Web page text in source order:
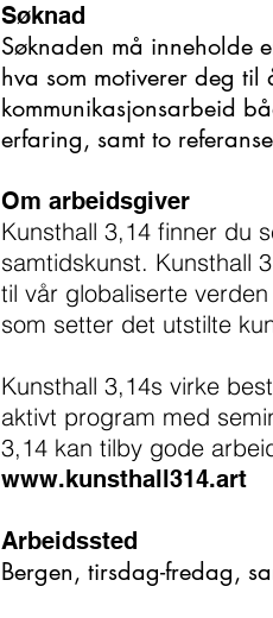
Søknad
Søknaden må inneholde
hva som motiverer deg
kommunikasjonsarbeid
erfaring, samt to
Om arbeidsgiver
Kunsthall 3,14 finner du
samtidskunst. Kunsthall
til vår globaliserte
som setter det utstilte
Kunsthall 3,14s virke
aktivt program med
3,14 kan tilby gode
www.kunsthall314.art
Arbeidssted
Bergen, tirsdag-fredag,